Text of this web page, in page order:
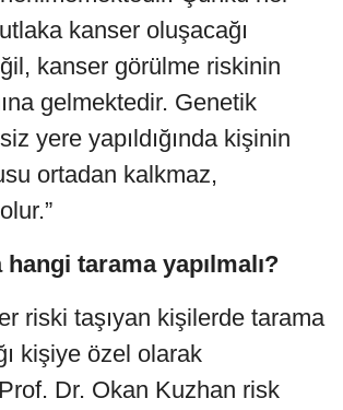
kanser oluşacağı
kanser görülme riskinin
gelmektedir. Genetik
yere yapıldığında kişinin
ortadan kalkmaz,
tarama yapılmalı?
riski taşıyan kişilerde tarama
kişiye özel olarak
Dr. Okan Kuzhan risk